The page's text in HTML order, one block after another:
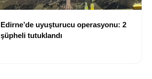
Edirne’de uyuşturucu operasyonu: 2
şüpheli tutuklandı